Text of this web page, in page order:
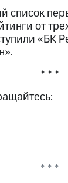
от
«БК
* * *
* * *